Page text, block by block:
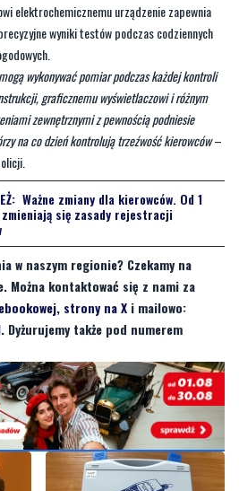
wykonywać pomiar podczas każdej kontroli
graficznemu wyświetlaczowi i różnym
zewnętrznymi z pewnością podniesie
na co dzień kontrolują trzeźwość kierowców–
Ważne zmiany dla kierowców. Od 1
się zasady rejestracji
w naszym regionie? Czekamy na
Można kontaktować się z nami za
,strony na Xi mailowo:
. Dyżurujemy także pod numerem